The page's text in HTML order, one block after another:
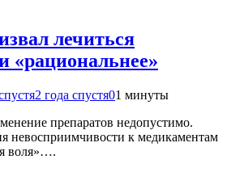
лечиться
«рациональнее»
2 года спустя01 минуты
препаратов недопустимо.
невосприимчивости к медикаментам
воля»….